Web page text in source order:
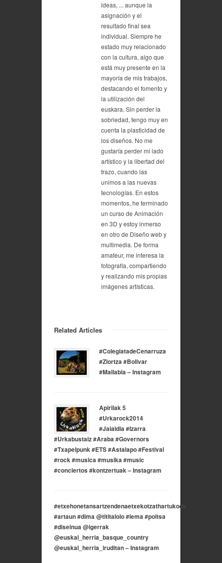
ideas, ... aunque la
asignación y el
resultado final sea
individual. Siempre he
estado muy relacionado
con la cultura, algo que
está muy presente en la
mayoría de mis trabajos,
destacando el fomento y
la utilización del
euskara. Sin perder la
sobriedad, tengo muy en
cuenta la plasticidad de
los diseños. No me
gustaría perder mi lado
artístico y la libertad del
trazo, cuando las
unimos a las nuevas
tecnologías. En estos
momentos, he terminado
un curso de Animación
en 3D y estoy inmerso
en otro de Diseño web y
multimedia. De forma
amateur, me interesa la
fotografía, compartiendo
y realizando mis propias
imágenes artísticas.
Related Articles
#ColegiatadeCenarruza
#Ziortza #Bolivar
#Mallabia – Instagram
Apirilak 5
#Urkarock2014
#Jaialdia #Izarra
#Urkabustaiz #Araba #Governors
#Txapelpunk #ETS #Astalapo #Festival
#rock #musica #musika #music
#conciertos #kontzertuak – Instagram
#etxehonetansartzendenaetxekotzathartukoda
#artaun #dima @tititalolo #lema #poltsa
#diseinua @igerrak
@euskal_herria_basque_country
@euskal_herria_iruditan – Instagram